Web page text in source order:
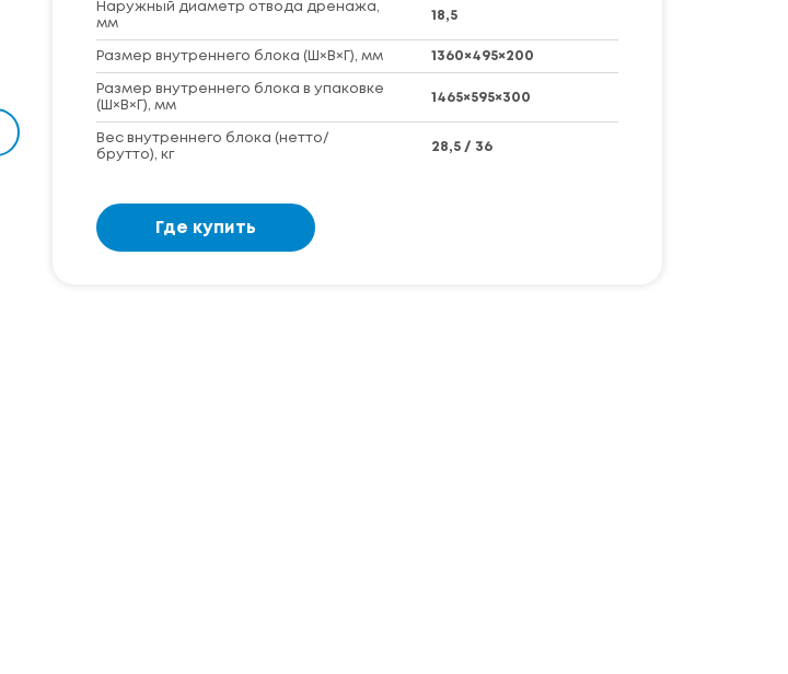
Наружный диаметр отвода дренажа,
мм
18,5
Размер внутреннего блока (Ш×В×Г), мм 1360×495×200
Размер внутреннего блока в упаковке
(Ш×В×Г), мм
1465×595×300
Вес внутреннего блока (нетто/
брутто), кг
28,5 / 36
Где купить